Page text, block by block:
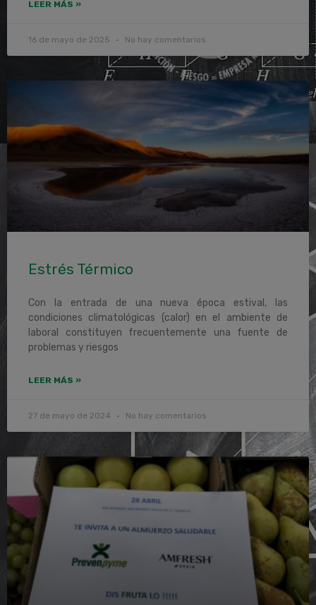
LEER MÁS »
16 de mayo de 2025 No hay comentarios
Estrés Térmico
Con la entrada de una nueva época estival, las
condiciones climatológicas (calor) en el ambiente de
laboral constituyen frecuentemente una fuente de
problemas y riesgos
LEER MÁS »
27 de mayo de 2024 No hay comentarios